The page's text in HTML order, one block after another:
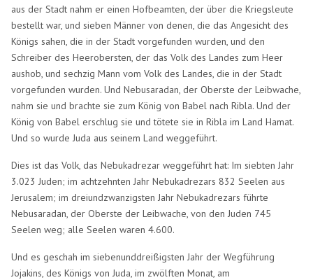
aus der Stadt nahm er einen Hofbeamten, der über die Kriegsleute
bestellt war, und sieben Männer von denen, die das Angesicht des
Königs sahen, die in der Stadt vorgefunden wurden, und den
Schreiber des Heerobersten, der das Volk des Landes zum Heer
aushob, und sechzig Mann vom Volk des Landes, die in der Stadt
vorgefunden wurden. Und Nebusaradan, der Oberste der Leibwache,
nahm sie und brachte sie zum König von Babel nach Ribla. Und der
König von Babel erschlug sie und tötete sie in Ribla im Land Hamat.
Und so wurde Juda aus seinem Land weggeführt.
Dies ist das Volk, das Nebukadrezar weggeführt hat: Im siebten Jahr
3.023 Juden; im achtzehnten Jahr Nebukadrezars 832 Seelen aus
Jerusalem; im dreiundzwanzigsten Jahr Nebukadrezars führte
Nebusaradan, der Oberste der Leibwache, von den Juden 745
Seelen weg; alle Seelen waren 4.600.
Und es geschah im siebenunddreißigsten Jahr der Wegführung
Jojakins, des Königs von Juda, im zwölften Monat, am